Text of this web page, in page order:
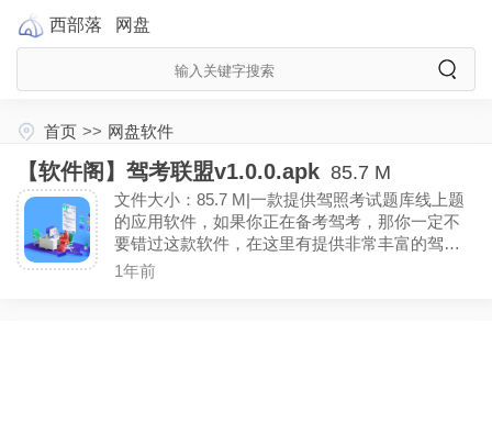
西部落 网盘
首页 >> 网盘软件
【软件阁】驾考联盟v1.0.0.apk 85.7 M
文件大小：85.7 M|一款提供驾照考试题库线上题
的应用软件，如果你正在备考驾考，那你一定不
要错过这款软件，在这里有提供非常丰富的驾考
内容，实时更新科目一到科目四的全国题库以及
1年前